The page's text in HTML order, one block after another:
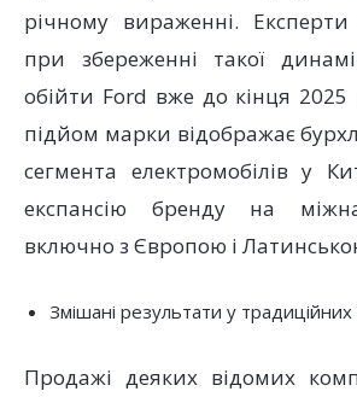
річному вираженні.
при збереженні такої
обійти Ford вже до кінця
підйом марки відображає
сегмента електромобілів у
експансію бренду на
включно з Європою і
Змішані результати у традиційних
Продажі деяких відомих